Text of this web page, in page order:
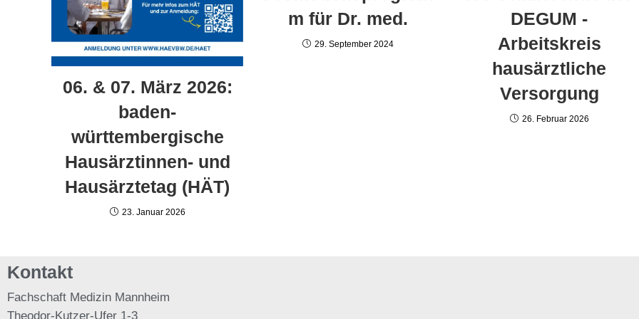
06. & 07. März 2026:
baden-
württembergische
Hausärztinnen- und
Hausärztetag (HÄT)
23. Januar 2026
m für Dr. med.
29. September 2024
DEGUM -
Arbeitskreis
hausärztliche
Versorgung
26. Februar 2026
Kontakt
Fachschaft Medizin Mannheim
Theodor-Kutzer-Ufer 1-3